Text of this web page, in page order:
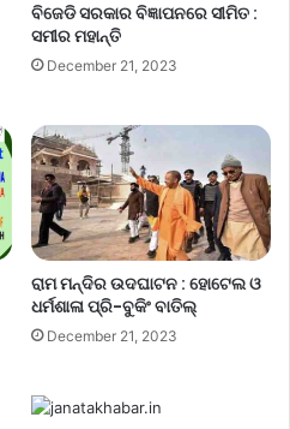
ବିଜେଡି ସରକାର ବିଜ୍ଞାପନରେ ସୀମିତ :
ସମୀର ମହାନ୍ତି
December 21, 2023
ରାମ ମନ୍ଦିର ଉଦଘାଟନ : ହୋଟେଲ ଓ
ଧର୍ମଶାଳା ପ୍ରି-ବୁକିଂ ବାତିଲ୍
December 21, 2023